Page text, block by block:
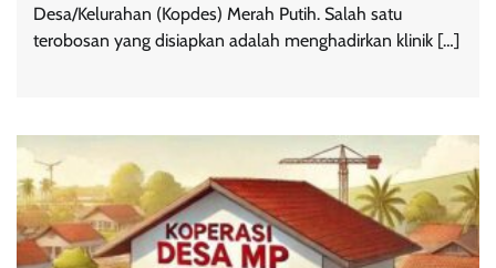
Desa/Kelurahan (Kopdes) Merah Putih. Salah satu
terobosan yang disiapkan adalah menghadirkan klinik […]